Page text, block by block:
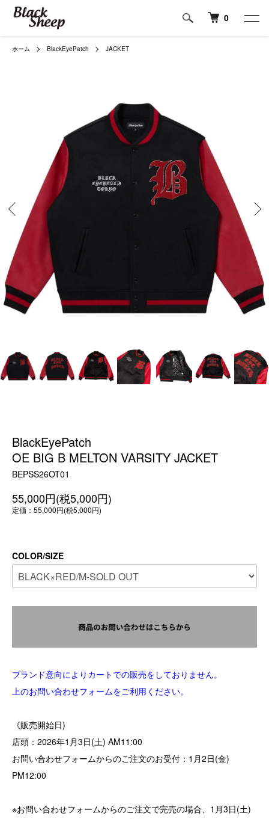
0
ホーム BlackEyePatch JACKET
BlackEyePatch
OE BIG B MELTON VARSITY JACKET
BEPSS26OT01
55,000円(税5,000円)
定価：55,000円(税5,000円)
COLOR/SIZE
ブランド意向によりカートでの販売をしておりません。
上のお問い合わせフォームをご利用ください。
《販売開始日)
店頭：2026年1月3日(土) AM11:00
お問い合わせフォームからのご注文のお受付：1月2日(金)
PM12:00
※お問い合わせフォームからのご注文で完売の場合、1月3日(土)